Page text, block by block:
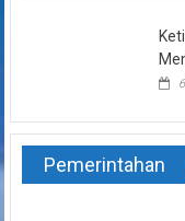
Pemerintahan